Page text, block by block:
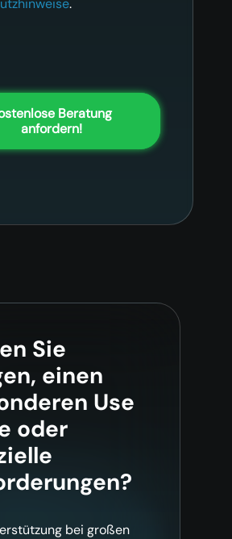
.
Beratung
anfordern!
Sie
einen
Use
oder
bei großen